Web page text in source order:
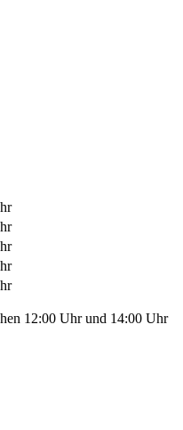
12:00 Uhr und 14:00 Uhr